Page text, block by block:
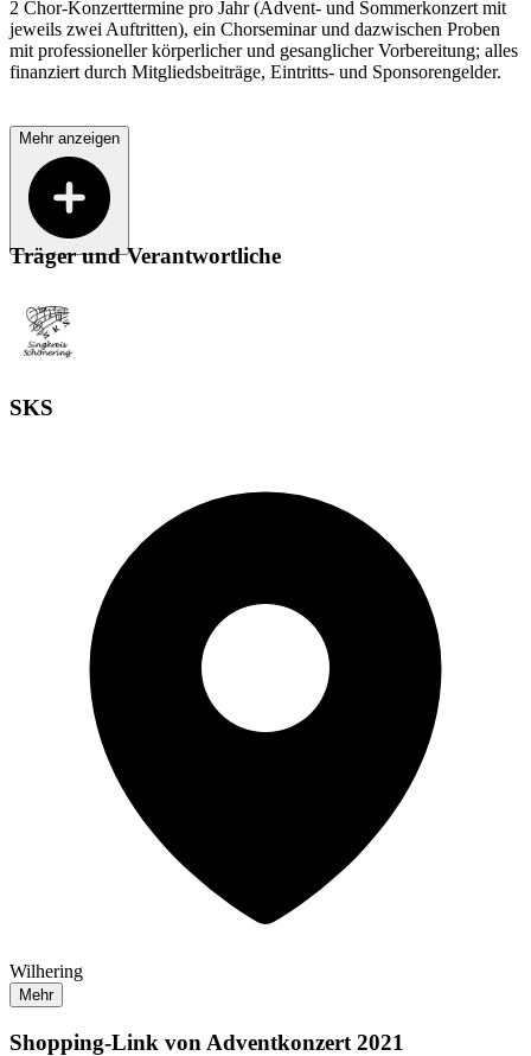
2 Chor-Konzerttermine pro Jahr (Advent- und Sommerkonzert mit
jeweils zwei Auftritten), ein Chorseminar und dazwischen Proben
mit professioneller körperlicher und gesanglicher Vorbereitung; alles
finanziert durch Mitgliedsbeiträge, Eintritts- und Sponsorengelder.
Mehr anzeigen
Träger und Verantwortliche
SKS
Wilhering
Mehr
Shopping-Link von Adventkonzert 2021